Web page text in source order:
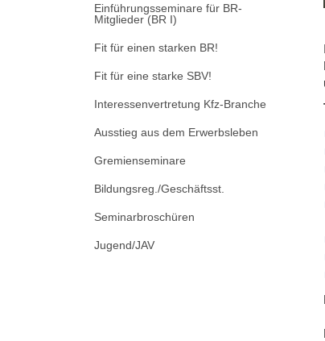
Einführungsseminare für BR-
Mitglieder (BR I)
Fit für einen starken BR!
Fit für eine starke SBV!
Interessenvertretung Kfz-Branche
Ausstieg aus dem Erwerbsleben
Gremienseminare
Bildungsreg./Geschäftsst.
Seminarbroschüren
Jugend/JAV